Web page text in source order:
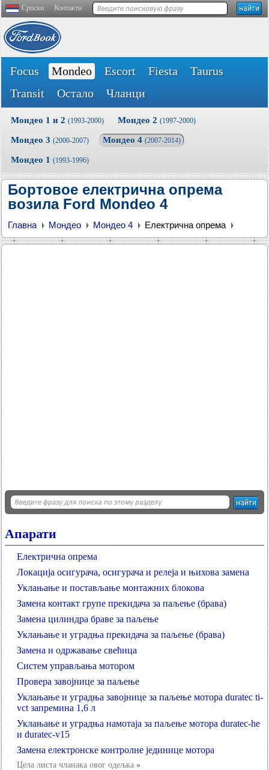
Српски Контакти
Focus Mondeo Escort Fiesta
Taurus
Transit
Остало Чланци
Мондео 1 и 2 (1993-2000) Мондео 2 (1997-2000)
Мондео 3 (2000-2007) Мондео 4 (2007-2014)
Мондео 1 (1993-1996)
Бортовое електрична опрема
возила Ford Mondeo 4
Главна Мондео Мондео 4 Електрична опрема
Апарати
Електрична опрема
Локација осигурача, осигурача и релеја и њихова замена
Уклањање и постављање монтажних блокова
Замена контакт групе прекидача за паљење (брава)
Замена цилиндра браве за паљење
Уклањање и уградња прекидача за паљење (брава)
Замена и одржавање свећица
Систем управљања мотором
Провера завојнице за паљење
Уклањање и уградња завојнице за паљење мотора duratec ti-
vct запремина 1,6 л
Уклањање и уградња намотаја за паљење мотора duratec-he
и duratec-v15
Замена електронске контролне јединице мотора
Цела листа чланака овог одељка »